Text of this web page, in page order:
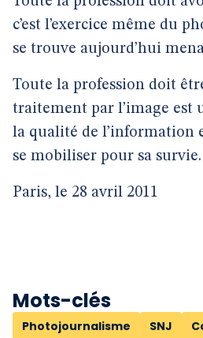
c’est l’exercice même du
se trouve aujourd’hui
Toute la profession doit
traitement par l’image est
la qualité de l’information
se mobiliser pour sa survie.
Paris, le 28 avril 2011
Mots-clés
Photojournalisme SNJ